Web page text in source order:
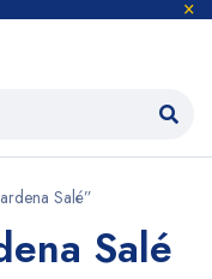
Salé”
Salé